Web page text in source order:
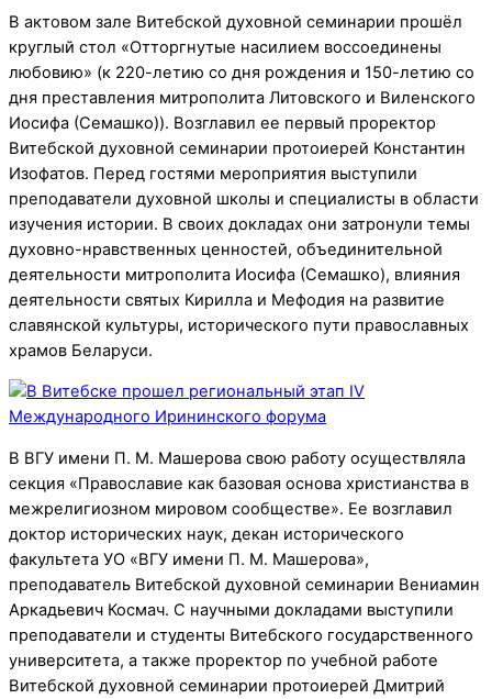
В актовом зале Витебской духовной семинарии прошёл
круглый стол «Отторгнутые насилием воссоединены
любовию» (к 220-летию со дня рождения и 150-летию со
дня преставления митрополита Литовского и Виленского
Иосифа (Семашко)). Возглавил ее первый проректор
Витебской духовной семинарии протоиерей Константин
Изофатов. Перед гостями мероприятия выступили
преподаватели духовной школы и специалисты в области
изучения истории. В своих докладах они затронули темы
духовно-нравственных ценностей, объединительной
деятельности митрополита Иосифа (Семашко), влияния
деятельности святых Кирилла и Мефодия на развитие
славянской культуры, исторического пути православных
храмов Беларуси.
В ВГУ имени П. М. Машерова свою работу осуществляла
секция «Православие как базовая основа христианства в
межрелигиозном мировом сообществе». Ее возглавил
доктор исторических наук, декан исторического
факультета УО «ВГУ имени П. М. Машерова»,
преподаватель Витебской духовной семинарии Вениамин
Аркадьевич Космач. С научными докладами выступили
преподаватели и студенты Витебского государственного
университета, а также проректор по учебной работе
Витебской духовной семинарии протоиерей Дмитрий